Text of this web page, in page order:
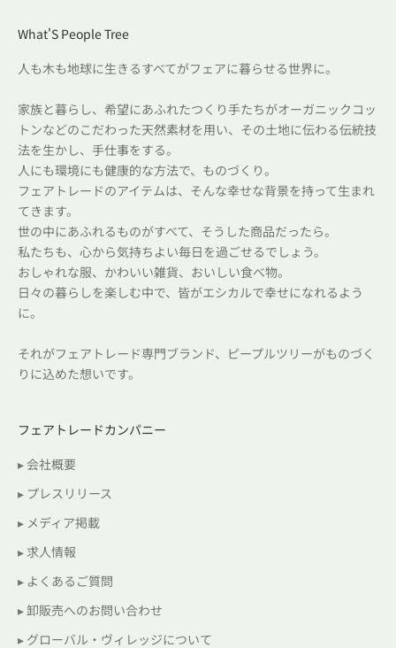
What'S People Tree
人も木も地球に生きるすべてがフェアに暮らせる世界に。
家族と暮らし、希望にあふれたつくり手たちがオーガニックコッ
トンなどのこだわった天然素材を用い、その土地に伝わる伝統技
法を生かし、手仕事をする。
人にも環境にも健康的な方法で、ものづくり。
フェアトレードのアイテムは、そんな幸せな背景を持って生まれ
てきます。
世の中にあふれるものがすべて、そうした商品だったら。
私たちも、心から気持ちよい毎日を過ごせるでしょう。
おしゃれな服、かわいい雑貨、おいしい食べ物。
日々の暮らしを楽しむ中で、皆がエシカルで幸せになれるよう
に。
それがフェアトレード専門ブランド、ピープルツリーがものづく
りに込めた想いです。
フェアトレードカンパニー
▸ 会社概要
▸ プレスリリース
▸ メディア掲載
▸ 求人情報
▸ よくあるご質問
▸ 卸販売へのお問い合わせ
▸ グローバル・ヴィレッジについて